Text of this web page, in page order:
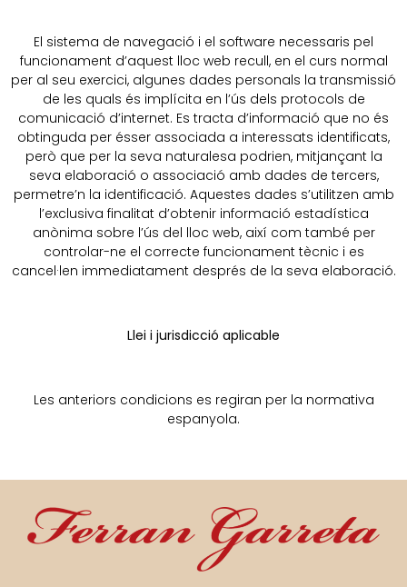
El sistema de navegació i el software necessaris pel
funcionament d’aquest lloc web recull, en el curs normal
per al seu exercici, algunes dades personals la transmissió
de les quals és implícita en l’ús dels protocols de
comunicació d’internet. Es tracta d’informació que no és
obtinguda per ésser associada a interessats identificats,
però que per la seva naturalesa podrien, mitjançant la
seva elaboració o associació amb dades de tercers,
permetre’n la identificació. Aquestes dades s’utilitzen amb
l’exclusiva finalitat d’obtenir informació estadística
anònima sobre l’ús del lloc web, així com també per
controlar-ne el correcte funcionament tècnic i es
cancel·len immediatament després de la seva elaboració.
Llei i jurisdicció aplicable
Les anteriors condicions es regiran per la normativa
espanyola.